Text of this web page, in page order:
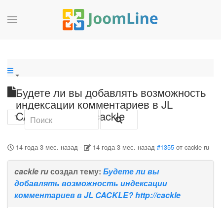
Будете ли вы добавлять возможность
индексации комментариев в JL
CACKLE? http://cackle
1
14 года 3 мес. назад- 14 года 3 мес. назад #1355 отcackle ru
cackle ruсоздал тему: Будете ли вы
добавлять возможность индексации
комментариев в JL CACKLE? http://cackle